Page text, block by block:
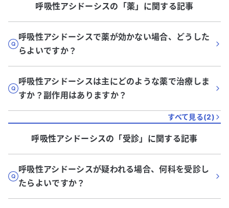
呼吸性アシドーシスの「薬」に関する記事
呼吸性アシドーシスで薬が効かない場合、どうした
らよいですか？
呼吸性アシドーシスは主にどのような薬で治療しま
すか？副作用はありますか？
すべて見る(2)
呼吸性アシドーシスの「受診」に関する記事
呼吸性アシドーシスが疑われる場合、何科を受診し
たらよいですか？